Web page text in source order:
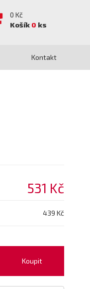
0 Kč
Košík 0 ks
Kontakt
531 Kč
439 Kč
Koupit